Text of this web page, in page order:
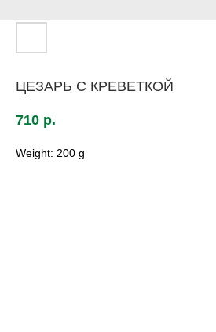
ЦЕЗАРЬ С КРЕВЕТКОЙ
710 р.
Weight: 200 g